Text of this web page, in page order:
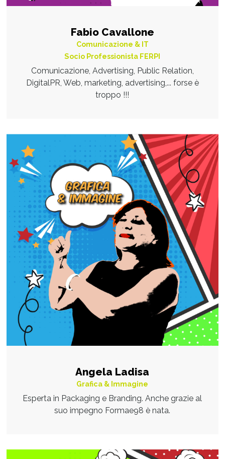
Fabio Cavallone
Comunicazione & IT
Socio Professionista FERPI
Comunicazione, Advertising, Public Relation,
DigitalPR, Web, marketing, advertising,... forse è
troppo !!!
Angela Ladisa
Grafica & Immagine
Esperta in Packaging e Branding. Anche grazie al
suo impegno Formae98 è nata.